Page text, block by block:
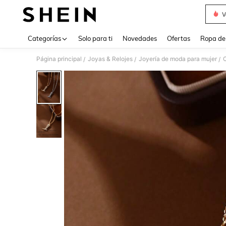
Categorías Solo para ti Novedades Ofertas Ropa
Página principal / Joyas & Relojes / Joyería de moda para mujer /